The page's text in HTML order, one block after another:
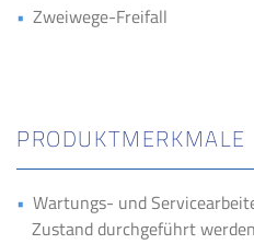
Zweiwege-Freifall
PRO­DUKT­MERK­MA­LE
Wartungs- und
Zustand durchgeführt